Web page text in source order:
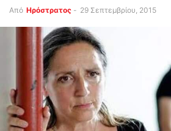
Από Ηρόστρατος - 29 Σεπτεμβρίου, 2015